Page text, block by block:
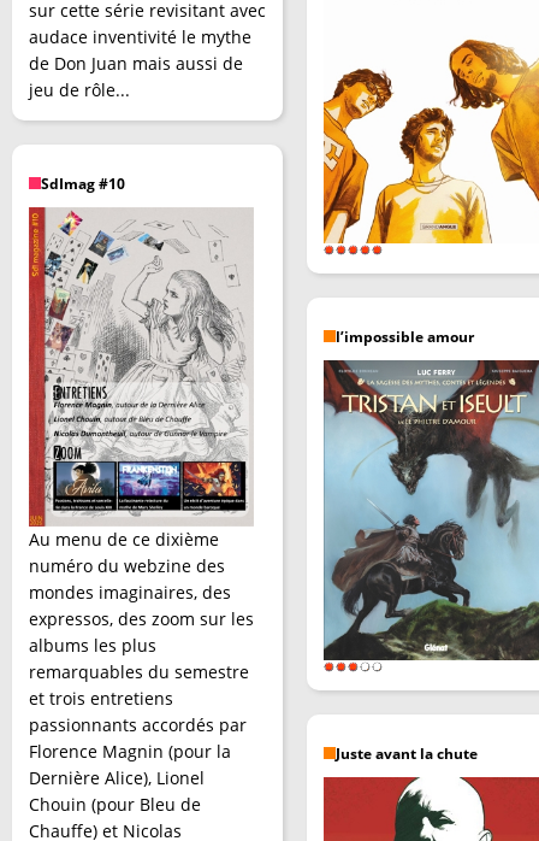
sur cette série revisitant avec
audace inventivité le mythe
de Don Juan mais aussi de
jeu de rôle...
SdImag #10
Au menu de ce dixième
numéro du webzine des
mondes imaginaires, des
expressos, des zoom sur les
albums les plus
remarquables du semestre
et trois entretiens
passionnants accordés par
Florence Magnin (pour la
Dernière Alice), Lionel
Chouin (pour Bleu de
Chauffe) et Nicolas
l’impossible amour
Juste avant la chute